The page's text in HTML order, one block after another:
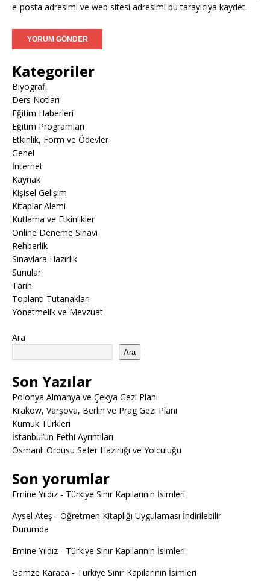
e-posta adresimi ve web sitesi adresimi bu tarayıcıya kaydet.
Kategoriler
Biyografi
Ders Notları
Eğitim Haberleri
Eğitim Programları
Etkinlik, Form ve Ödevler
Genel
İnternet
Kaynak
Kişisel Gelişim
Kitaplar Alemi
Kutlama ve Etkinlikler
Online Deneme Sınavı
Rehberlik
Sınavlara Hazırlık
Sunular
Tarih
Toplantı Tutanakları
Yönetmelik ve Mevzuat
Ara
Ara
Son Yazılar
Polonya Almanya ve Çekya Gezi Planı
Krakow, Varşova, Berlin ve Prag Gezi Planı
Kumuk Türkleri
İstanbul’un Fethi Ayrıntıları
Osmanlı Ordusu Sefer Hazırlığı ve Yolculuğu
Son yorumlar
Emine Yıldız - Türkiye Sınır Kapılarının İsimleri
Aysel Ateş - Öğretmen Kitaplığı Uygulaması İndirilebilir
Durumda
Emine Yıldız - Türkiye Sınır Kapılarının İsimleri
Gamze Karaca - Türkiye Sınır Kapılarının İsimleri